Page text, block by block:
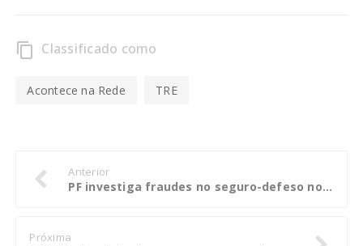
content_copy Classificado como
Acontece na Rede TRE
Anterior
PF investiga fraudes no seguro-defeso no litoral potiguar
Próxima